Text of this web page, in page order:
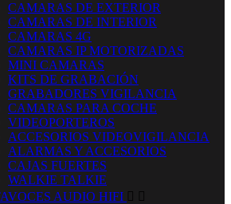
CAMARAS DE EXTERIOR
CAMARAS DE INTERIOR
CAMARAS 4G
CAMARAS IP MOTORIZADAS
MINI CAMARAS
KITS DE GRABACIÓN
GRABADORES VIGILANCIA
CAMARAS PARA COCHE
VIDEOPORTEROS
ACCESORIOS VIDEOVIGILANCIA
ALARMAS Y ACCESORIOS
CAJAS FUERTES
WALKIE TALKIE
AUDIO HIFI  